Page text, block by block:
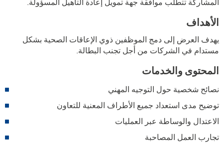
الأهداف
يهدف العرض إلى دمج الموظفين ذوي الإعاقات الصحية بشكل
مستدام في الشركات من أجل تجنب البطالة.
المحتوى والخدمات
نصائح شخصية حول التوجيه المهني
توضيح مدى استعداد جميع الأطراف المعنية للتعاون
الاعتدال والوساطة عبر العمليات
تجارب العمل المصاحبة